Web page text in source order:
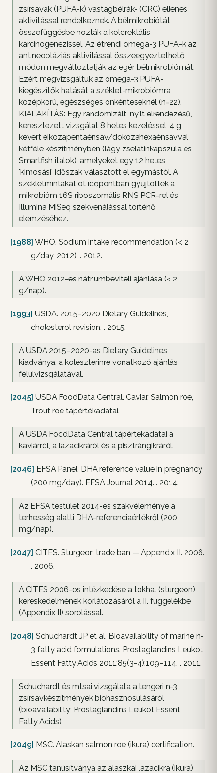
zsírsavak (PUFA-k) vastagbélrák- (CRC) ellenes
aktivitással rendelkeznek. A bélmikrobiótát
összefüggésbe hozták a kolorektális
karcinogenezissel. Az étrendi omega-3 PUFA-k az
antineopláziás aktivitással összeegyeztethető
módon megváltoztatják az egér bélmikrobiómát.
Ezért megvizsgáltuk az omega-3 PUFA-
kiegészítők hatását a széklet-mikrobiómra
középkorú, egészséges önkénteseknél (n=22).
KIALAKÍTÁS: Egy randomizált, nyílt elrendezésű,
keresztezett vizsgálat 8 hetes kezeléssel, 4 g
kevert eikozapentaénsav/dokozahexaénsavval
kétféle készítményben (lágy zselatinkapszula és
Smartfish italok), amelyeket egy 12 hetes
'kimosási' időszak választott el egymástól. A
székletmintákat öt időpontban gyűjtötték a
mikrobióm 16S riboszomális RNS PCR-rel és
Illumina MiSeq szekvenálással történő
elemzéséhez.
[1988] WHO. Sodium intake recommendation (< 2
g/day, 2012). . 2012.
A WHO 2012-es nátriumbeviteli ajánlása (< 2
g/nap).
[1993] USDA. 2015–2020 Dietary Guidelines,
cholesterol revision. . 2015.
A USDA 2015–2020-as Dietary Guidelines
kiadványa, a koleszterinre vonatkozó ajánlás
felülvizsgálatával.
[2045] USDA FoodData Central. Caviar, Salmon roe,
Trout roe tápértékadatai.
A USDA FoodData Central tápértékadatai a
kaviárról, a lazacikráról és a pisztrángikráról.
[2046] EFSA Panel. DHA reference value in pregnancy
(200 mg/day). EFSA Journal 2014. . 2014.
Az EFSA testület 2014-es szakvéleménye a
terhesség alatti DHA-referenciaértékről (200
mg/nap).
[2047] CITES. Sturgeon trade ban — Appendix II. 2006.
. 2006.
A CITES 2006-os intézkedése a tokhal (sturgeon)
kereskedelmének korlátozásáról a II. függelékbe
(Appendix II) sorolással.
[2048] Schuchardt JP et al. Bioavailability of marine n-
3 fatty acid formulations. Prostaglandins Leukot
Essent Fatty Acids 2011;85(3-4):109–114. . 2011.
Schuchardt és mtsai vizsgálata a tengeri n-3
zsírsavkészítmények biohasznosulásáról
(bioavailability; Prostaglandins Leukot Essent
Fatty Acids).
[2049] MSC. Alaskan salmon roe (ikura) certification.
Az MSC tanúsítványa az alaszkai lazacikra (ikura)